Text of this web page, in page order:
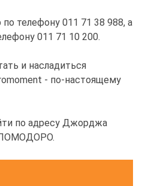
телефону 011 71 38 988, а
011 71 10 200.
и насладиться
- по-настоящему
по адресу Джорджа
ПОМОДОРО.